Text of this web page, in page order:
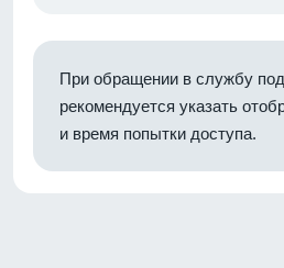
При обращении в службу
рекомендуется указать
и время попытки доступа.